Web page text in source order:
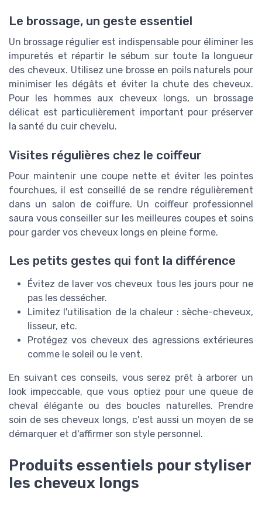
Le brossage, un geste essentiel
Un brossage régulier est indispensable pour éliminer les
impuretés et répartir le sébum sur toute la longueur
des cheveux. Utilisez une brosse en poils naturels pour
minimiser les dégâts et éviter la chute des cheveux.
Pour les hommes aux cheveux longs, un brossage
délicat est particulièrement important pour préserver
la santé du cuir chevelu.
Visites régulières chez le coiffeur
Pour maintenir une coupe nette et éviter les pointes
fourchues, il est conseillé de se rendre régulièrement
dans un salon de coiffure. Un coiffeur professionnel
saura vous conseiller sur les meilleures coupes et soins
pour garder vos cheveux longs en pleine forme.
Les petits gestes qui font la différence
Évitez de laver vos cheveux tous les jours pour ne
pas les dessécher.
Limitez l'utilisation de la chaleur : sèche-cheveux,
lisseur, etc.
Protégez vos cheveux des agressions extérieures
comme le soleil ou le vent.
En suivant ces conseils, vous serez prêt à arborer un
look impeccable, que vous optiez pour une queue de
cheval élégante ou des boucles naturelles. Prendre
soin de ses cheveux longs, c'est aussi un moyen de se
démarquer et d'affirmer son style personnel.
Produits essentiels pour styliser
les cheveux longs